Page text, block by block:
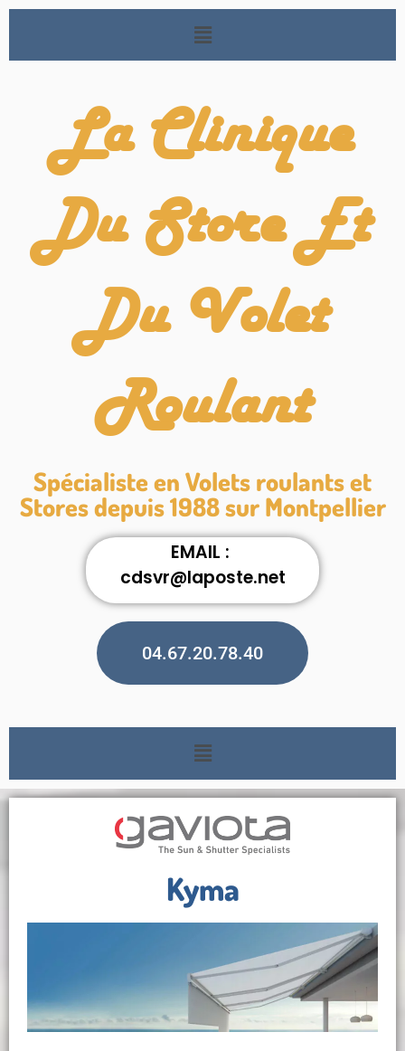
La Clinique
Du Store Et
Du Volet
Roulant
Spécialiste en Volets roulants et
Stores depuis 1988 sur Montpellier
EMAIL :
cdsvr@laposte.net
04.67.20.78.40
Kyma